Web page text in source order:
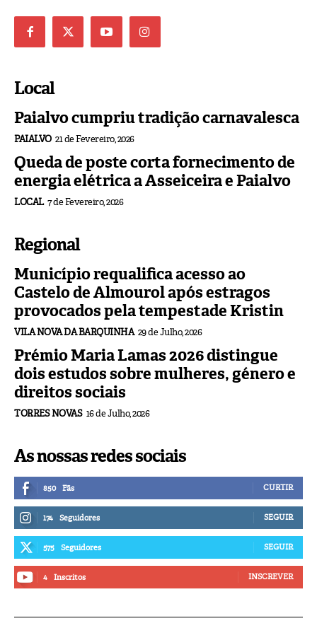
Local
Paialvo cumpriu tradição carnavalesca
PAIALVO 21 de Fevereiro, 2026
Queda de poste corta fornecimento de
energia elétrica a Asseiceira e Paialvo
LOCAL 7 de Fevereiro, 2026
Regional
Município requalifica acesso ao
Castelo de Almourol após estragos
provocados pela tempestade Kristin
VILA NOVA DA BARQUINHA 29 de Julho, 2026
Prémio Maria Lamas 2026 distingue
dois estudos sobre mulheres, género e
direitos sociais
TORRES NOVAS 16 de Julho, 2026
As nossas redes sociais
850 Fãs CURTIR
174 Seguidores SEGUIR
575 Seguidores SEGUIR
4 Inscritos INSCREVER